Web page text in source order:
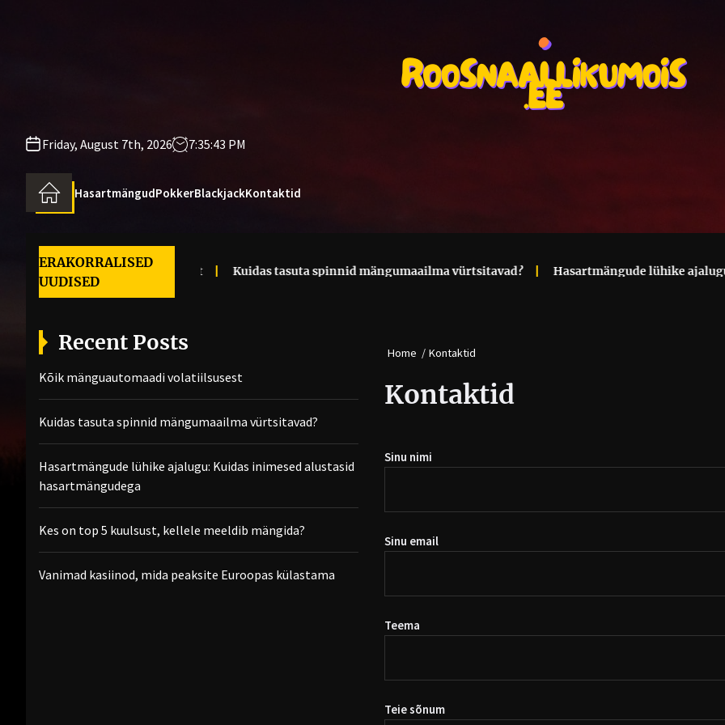
Friday, August 7th, 2026 7:35:43 PM
HasartmängudPokkerBlackjackKontaktid
ERAKORRALISED
UUDISED
volatiilsusest Kuidas tasuta spinnid mängumaailma vürtsitavad? Hasartmängude lühike ajalugu:
Home Kontaktid
Kontaktid
Sinu nimi
Sinu email
Teema
Teie sõnum
Recent Posts
Kõik mänguautomaadi volatiilsusest
Kuidas tasuta spinnid mängumaailma vürtsitavad?
Hasartmängude lühike ajalugu: Kuidas inimesed alustasid
hasartmängudega
Kes on top 5 kuulsust, kellele meeldib mängida?
Vanimad kasiinod, mida peaksite Euroopas külastama